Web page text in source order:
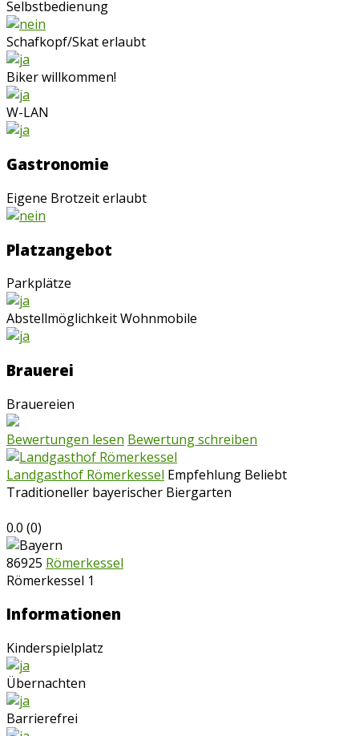
Selbstbedienung
Schafkopf/Skat erlaubt
Biker willkommen!
W-LAN
Gastronomie
Eigene Brotzeit erlaubt
Platzangebot
Parkplätze
Abstellmöglichkeit Wohnmobile
Brauerei
Brauereien
Bewertungen lesen Bewertung schreiben
Landgasthof Römerkessel Empfehlung Beliebt
Traditioneller bayerischer Biergarten
0.0 (0)
86925 Römerkessel
Römerkessel 1
Informationen
Kinderspielplatz
Übernachten
Barrierefrei